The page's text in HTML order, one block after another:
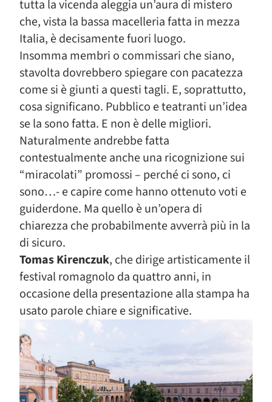
tutta la vicenda aleggia un’aura di mistero
che, vista la bassa macelleria fatta in mezza
Italia, è decisamente fuori luogo.
Insomma membri o commissari che siano,
stavolta dovrebbero spiegare con pacatezza
come si è giunti a questi tagli. E, soprattutto,
cosa significano. Pubblico e teatranti un’idea
se la sono fatta. E non è delle migliori.
Naturalmente andrebbe fatta
contestualmente anche una ricognizione sui
“miracolati” promossi – perché ci sono, ci
sono…- e capire come hanno ottenuto voti e
guiderdone. Ma quello è un’opera di
chiarezza che probabilmente avverrà più in la
di sicuro.
Tomas Kirenczuk, che dirige artisticamente il
festival romagnolo da quattro anni, in
occasione della presentazione alla stampa ha
usato parole chiare e significative.